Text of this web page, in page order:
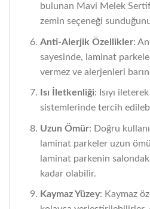
bulunan Mavi Melek
zemin seçeneği
Anti-Alerjik Özellikler:
sayesinde, laminat
vermez ve alerjenleri
Isı İletkenliği: Isıyı
sistemlerinde tercih
Uzun Ömür: Doğru
laminat parkeler uzun
laminat parkenin
kadar olabilir.
Kaymaz Yüzey: Kaymaz